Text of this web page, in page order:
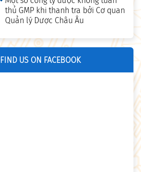
thủ GMP khi thanh tra bởi Cơ quan
Quản lý Dược Châu Âu
FIND US ON FACEBOOK